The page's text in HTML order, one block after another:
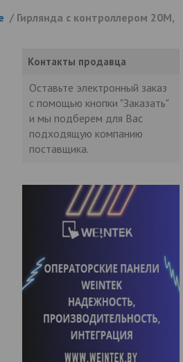
/ Гирлянда с контроллером 20M,
Контакты продавца
Оставьте электронный заказ
с помощью кнопки "Заказать"
и мы подберем для Вас
подходящую компанию
поставщика.